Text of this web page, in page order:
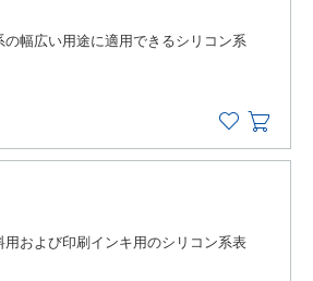
幅広い用途に適用できるシリコン系
および印刷インキ用のシリコン系表